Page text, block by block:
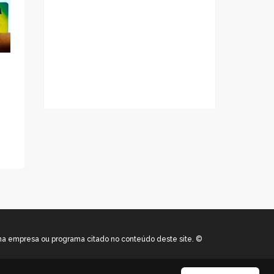
empresa ou programa citado no conteúdo deste site. ©